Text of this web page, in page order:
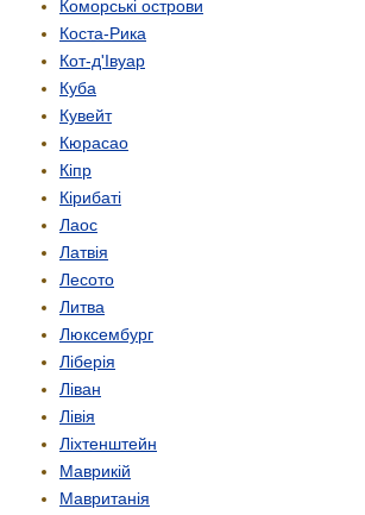
Коморські острови
Коста-Рика
Кот-д'Івуар
Куба
Кувейт
Кюрасао
Кіпр
Кірибаті
Лаос
Латвія
Лесото
Литва
Люксембург
Ліберія
Ліван
Лівія
Ліхтенштейн
Маврикій
Мавританія